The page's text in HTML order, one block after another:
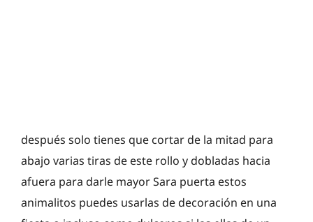
después solo tienes que cortar de la mitad para
abajo varias tiras de este rollo y dobladas hacia
afuera para darle mayor Sara puerta estos
animalitos puedes usarlas de decoración en una